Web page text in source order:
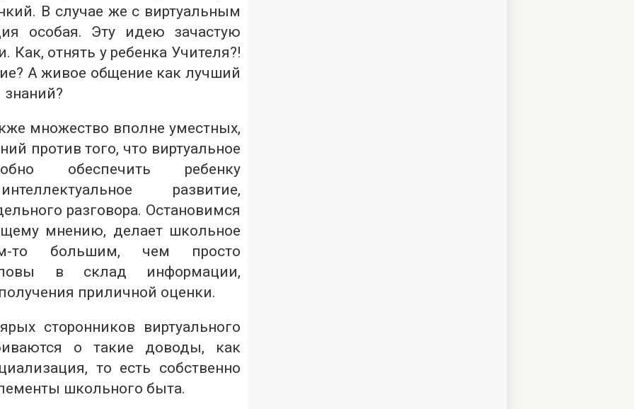
В случае же с виртуальным
особая. Эту идею зачастую
Как, отнять у ребенка Учителя?!
А живое общение как лучший
знаний?
множество вполне уместных,
против того, что виртуальное
обеспечить ребенку
развитие,
разговора. Остановимся
мнению, делает школьное
то большим, чем просто
в склад информации,
приличной оценки.
сторонников виртуального
о такие доводы, как
то есть собственно
школьного быта.